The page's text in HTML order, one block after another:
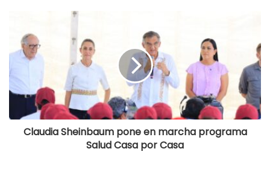
Claudia Sheinbaum pone en marcha programa
Salud Casa por Casa